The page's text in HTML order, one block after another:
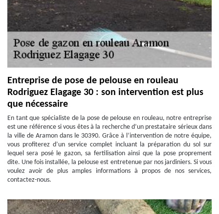
Entreprise de pose de pelouse en rouleau
Rodriguez Elagage 30 : son intervention est plus
que nécessaire
En tant que spécialiste de la pose de pelouse en rouleau, notre entreprise
est une référence si vous êtes à la recherche d’un prestataire sérieux dans
la ville de Aramon dans le 30390. Grâce à l’intervention de notre équipe,
vous profiterez d’un service complet incluant la préparation du sol sur
lequel sera posé le gazon, sa fertilisation ainsi que la pose proprement
dite. Une fois installée, la pelouse est entretenue par nos jardiniers. Si vous
voulez avoir de plus amples informations à propos de nos services,
contactez-nous.